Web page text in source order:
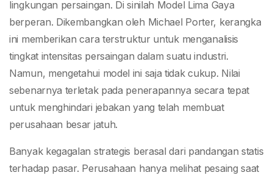
lingkungan persaingan. Di sinilah Model Lima Gaya
berperan. Dikembangkan oleh Michael Porter, kerangka
ini memberikan cara terstruktur untuk menganalisis
tingkat intensitas persaingan dalam suatu industri.
Namun, mengetahui model ini saja tidak cukup. Nilai
sebenarnya terletak pada penerapannya secara tepat
untuk menghindari jebakan yang telah membuat
perusahaan besar jatuh.
Banyak kegagalan strategis berasal dari pandangan statis
terhadap pasar. Perusahaan hanya melihat pesaing saat